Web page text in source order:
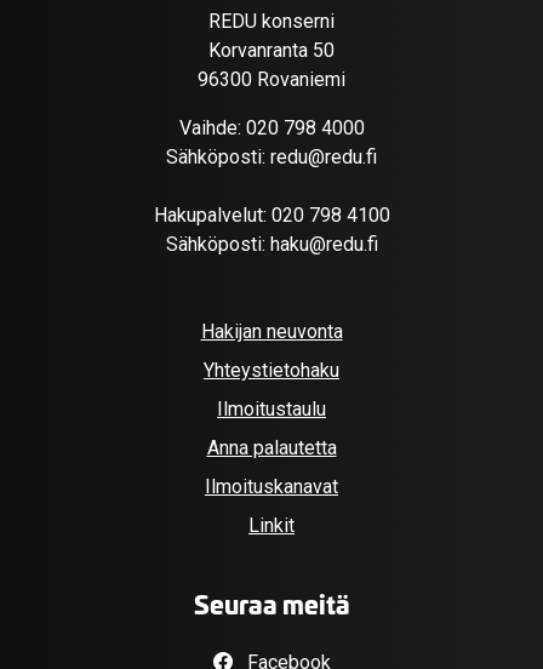
REDU konserni
Korvanranta 50
96300 Rovaniemi
Vaihde: 020 798 4000
Sähköposti: redu@redu.fi
Hakupalvelut: 020 798 4100
Sähköposti: haku@redu.fi
Hakijan neuvonta
Yhteystietohaku
Ilmoitustaulu
Anna palautetta
Ilmoituskanavat
Linkit
Seuraa meitä
Facebook